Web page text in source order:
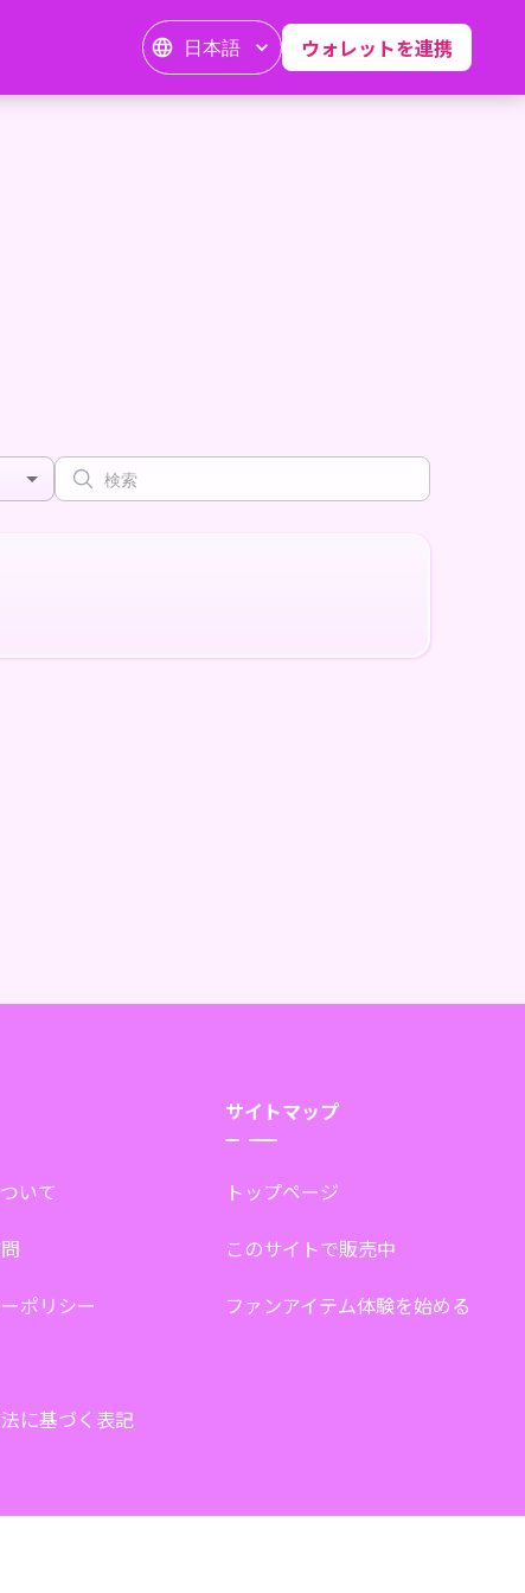
日本語 ウォレットを連携
いて
ポリシー
に基づく表記
サイトマップ
トップページ
このサイトで販売中
ファンアイテム体験を始める